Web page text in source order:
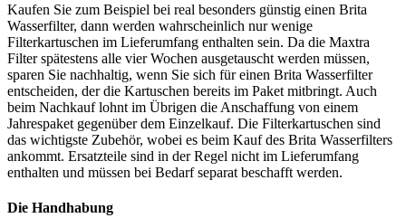
Kaufen Sie zum Beispiel bei real besonders günstig einen Brita
Wasserfilter, dann werden wahrscheinlich nur wenige
Filterkartuschen im Lieferumfang enthalten sein. Da die Maxtra
Filter spätestens alle vier Wochen ausgetauscht werden müssen,
sparen Sie nachhaltig, wenn Sie sich für einen Brita Wasserfilter
entscheiden, der die Kartuschen bereits im Paket mitbringt. Auch
beim Nachkauf lohnt im Übrigen die Anschaffung von einem
Jahrespaket gegenüber dem Einzelkauf. Die Filterkartuschen sind
das wichtigste Zubehör, wobei es beim Kauf des Brita Wasserfilters
ankommt. Ersatzteile sind in der Regel nicht im Lieferumfang
enthalten und müssen bei Bedarf separat beschafft werden.
Die Handhabung